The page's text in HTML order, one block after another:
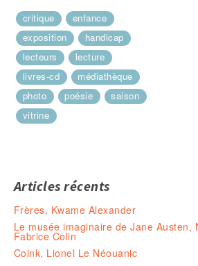
critique
enfance
exposition
handicap
lecteurs
lecture
livres-cd
médiathèque
photo
poésie
saison
vitrine
Articles récents
Frères, Kwame Alexander
Le musée imaginaire de Jane Austen,
Fabrice Colin
Coink, Lionel Le Néouanic